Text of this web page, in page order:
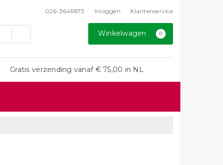
026-3646873 Inloggen Klantenservice
Winkelwagen 0
Gratis verzending vanaf € 75,00 in NL